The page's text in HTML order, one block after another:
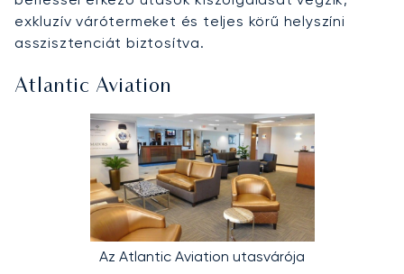
exkluzív várótermeket és teljes körű helyszíni
asszisztenciát biztosítva.
Atlantic Aviation
Az Atlantic Aviation utasvárója